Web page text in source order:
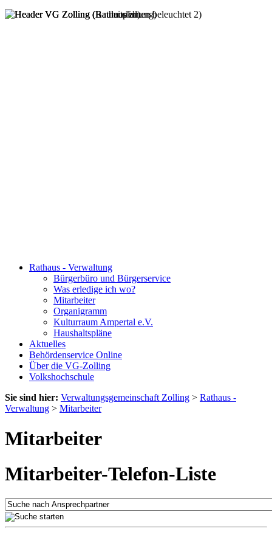
Rathaus - Verwaltung
Bürgerbüro und Bürgerservice
Was erledige ich wo?
Mitarbeiter
Organigramm
Kulturraum Ampertal e.V.
Haushaltspläne
Aktuelles
Behördenservice Online
Über die VG-Zolling
Volkshochschule
Sie sind hier: Verwaltungsgemeinschaft Zolling > Rathaus -
Verwaltung > Mitarbeiter
Mitarbeiter
Mitarbeiter-Telefon-Liste